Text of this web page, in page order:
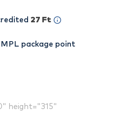
height="315"
27 Ft
package point